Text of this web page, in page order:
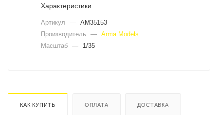
Характеристики
Артикул — AM35153
Производитель
— Arma Models
Масштаб — 1/35
КАК КУПИТЬ ОПЛАТА ДОСТАВКА